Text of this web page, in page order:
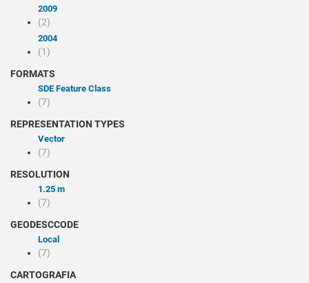
2009
(2)
2004
(1)
FORMATS
SDE Feature Class
(7)
REPRESENTATION TYPES
Vector
(7)
RESOLUTION
1.25 m
(7)
GEODESCCODE
Local
(7)
CARTOGRAFIA